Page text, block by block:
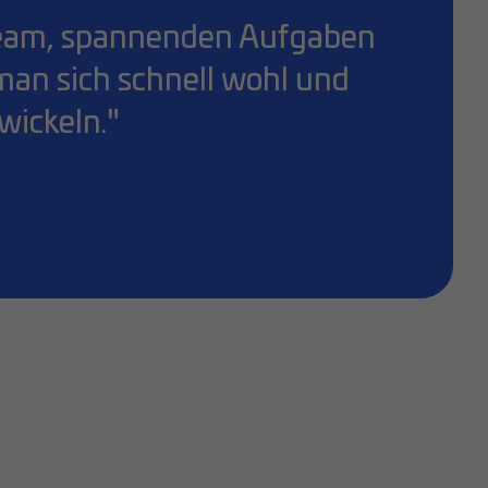
spannenden Aufgaben
sich schnell wohl und